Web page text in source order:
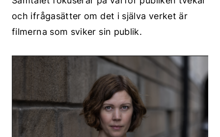
och ifrågasätter om det i själva verket är
filmerna som sviker sin publik.